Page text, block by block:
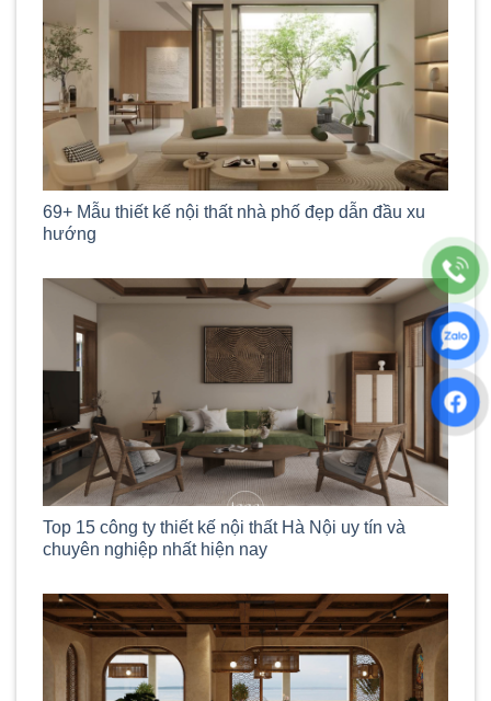
69+ Mẫu thiết kế nội thất nhà phố đẹp dẫn đầu xu
hướng
Top 15 công ty thiết kế nội thất Hà Nội uy tín và
chuyên nghiệp nhất hiện nay